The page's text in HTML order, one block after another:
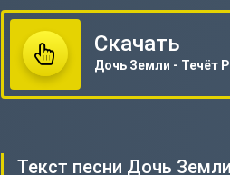
Скачать
Дочь Земли - Течёт
Текст песни Дочь